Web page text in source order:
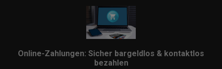
Online-Zahlungen: Sicher bargeldlos & kontaktlos
bezahlen